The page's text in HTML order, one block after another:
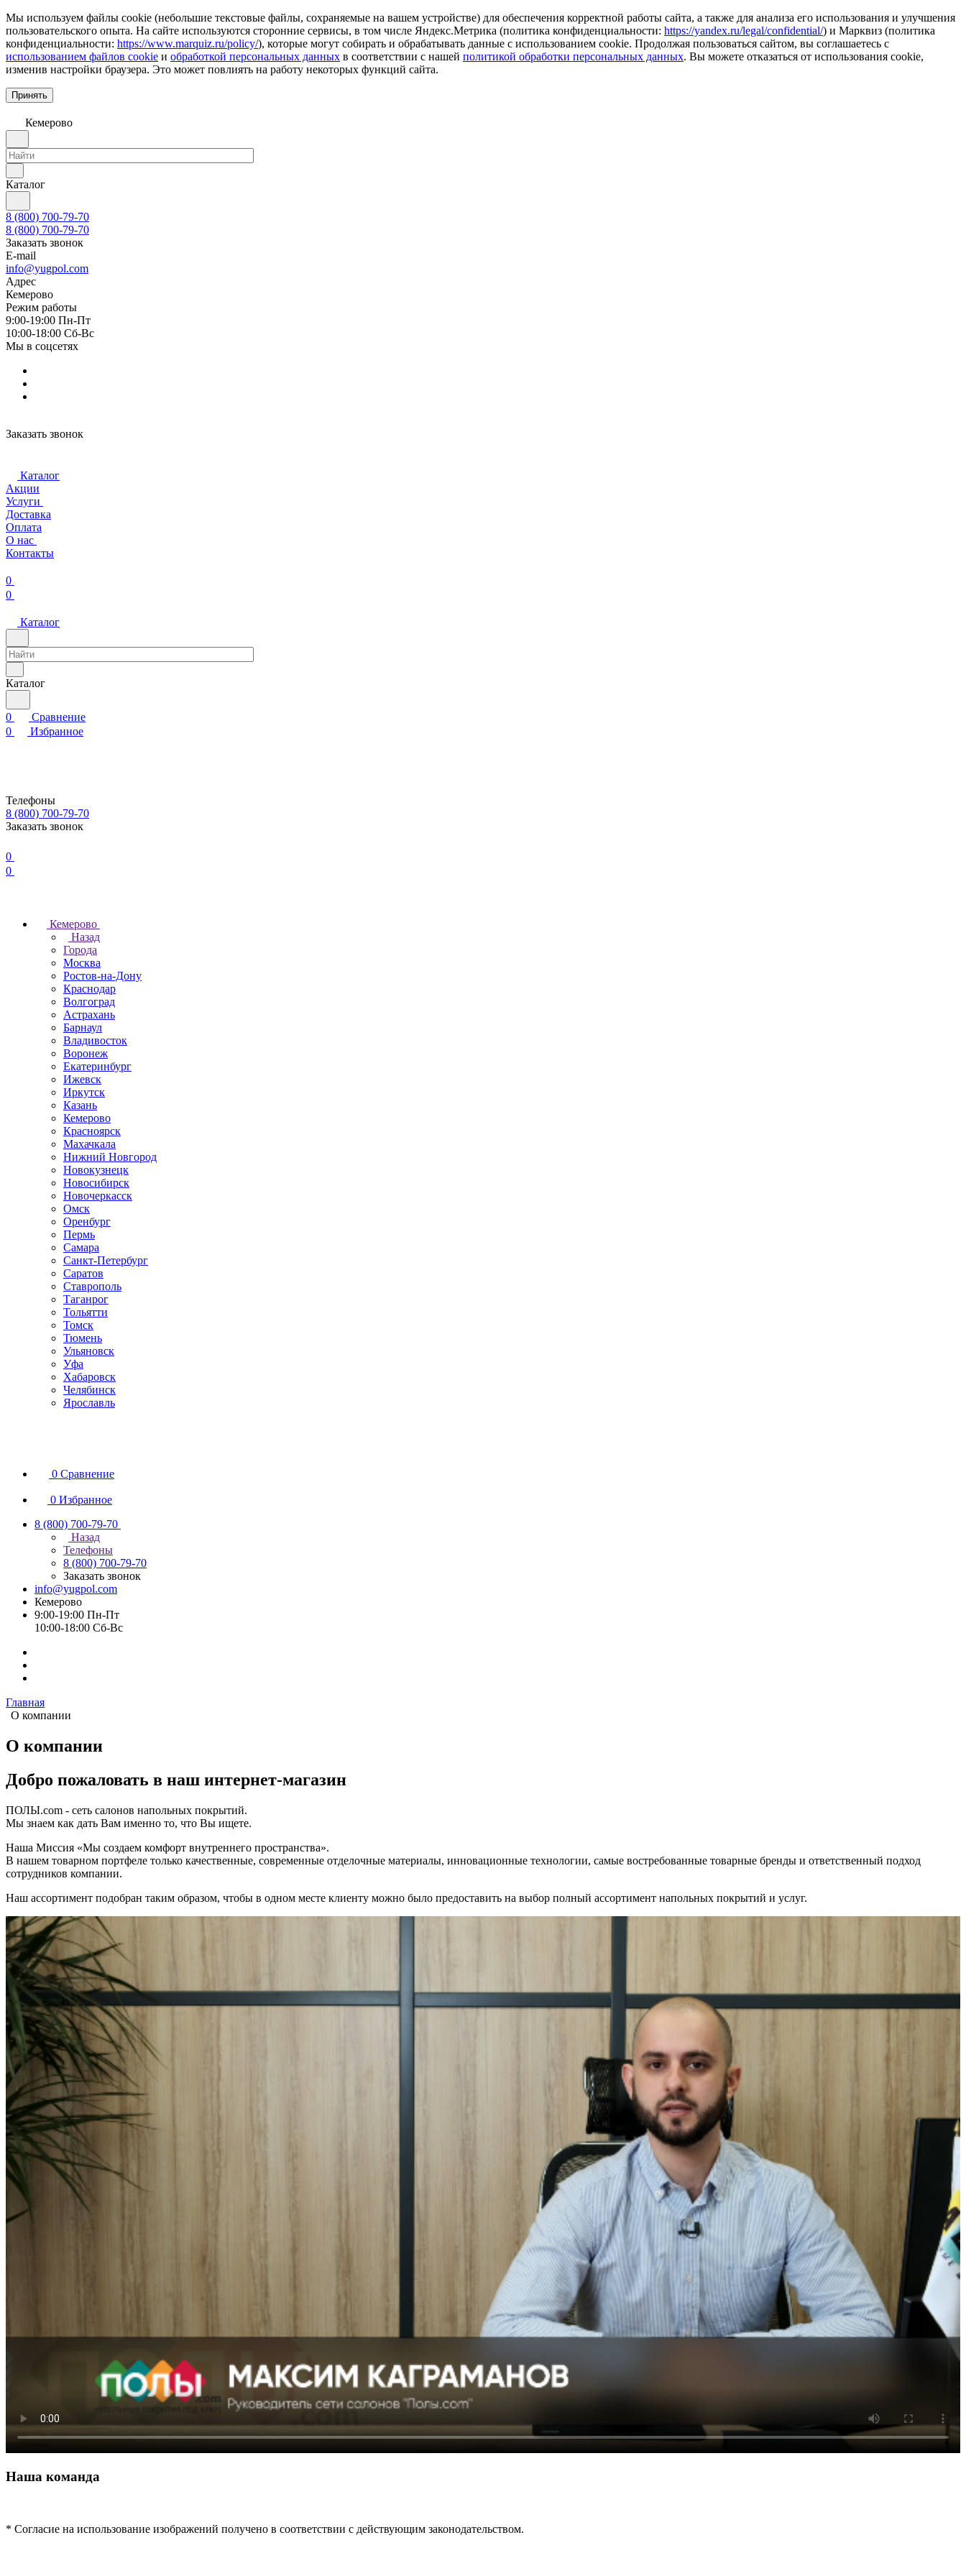
Мы используем файлы cookie (небольшие текстовые файлы, сохраняемые на вашем устройстве) для обеспечения корректной работы сайта, а также для анализа его использования и улучшения
пользовательского опыта. На сайте используются сторонние сервисы, в том числе Яндекс.Метрика (политика конфиденциальности: https://yandex.ru/legal/confidential/) и Марквиз (политика
конфиденциальности: https://www.marquiz.ru/policy/), которые могут собирать и обрабатывать данные с использованием cookie. Продолжая пользоваться сайтом, вы соглашаетесь с
использованием файлов cookie и обработкой персональных данных в соответствии с нашей политикой обработки персональных данных. Вы можете отказаться от использования cookie,
изменив настройки браузера. Это может повлиять на работу некоторых функций сайта.
Принять
Кемерово
Каталог
8 (800) 700-79-70
8 (800) 700-79-70
Заказать звонок
E-mail
info@yugpol.com
Адрес
Кемерово
Режим работы
9:00-19:00 Пн-Пт
10:00-18:00 Cб-Вс
Мы в соцсетях
Заказать звонок
Каталог
Акции
Услуги
Доставка
Оплата
О нас
Контакты
0
0
Каталог
Каталог
0
Сравнение
0
Избранное
Телефоны
8 (800) 700-79-70
Заказать звонок
0
0
Кемерово
Назад
Города
Москва
Ростов-на-Дону
Краснодар
Волгоград
Астрахань
Барнаул
Владивосток
Воронеж
Екатеринбург
Ижевск
Иркутск
Казань
Кемерово
Красноярск
Махачкала
Нижний Новгород
Новокузнецк
Новосибирск
Новочеркаcск
Омск
Оренбург
Пермь
Самара
Санкт-Петербург
Саратов
Ставрополь
Таганрог
Тольятти
Томск
Тюмень
Ульяновск
Уфа
Хабаровск
Челябинск
Ярославль
0 Сравнение
0 Избранное
8 (800) 700-79-70
Назад
Телефоны
8 (800) 700-79-70
Заказать звонок
info@yugpol.com
Кемерово
9:00-19:00 Пн-Пт
10:00-18:00 Cб-Вс
Главная
О компании
О компании
Добро пожаловать в наш интернет-магазин
ПОЛЫ.com - сеть салонов напольных покрытий.
Мы знаем как дать Вам именно то, что Вы ищете.
Наша Миссия «Мы создаем комфорт внутреннего пространства».
В нашем товарном портфеле только качественные, современные отделочные материалы, инновационные технологии, самые востребованные товарные бренды и ответственный подход
сотрудников компании.
Наш ассортимент подобран таким образом, чтобы в одном месте клиенту можно было предоставить на выбор полный ассортимент напольных покрытий и услуг.
Наша команда
* Согласие на использование изображений получено в соответствии с действующим законодательством.